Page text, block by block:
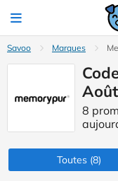
Savoo Marques
8
Toutes(8)